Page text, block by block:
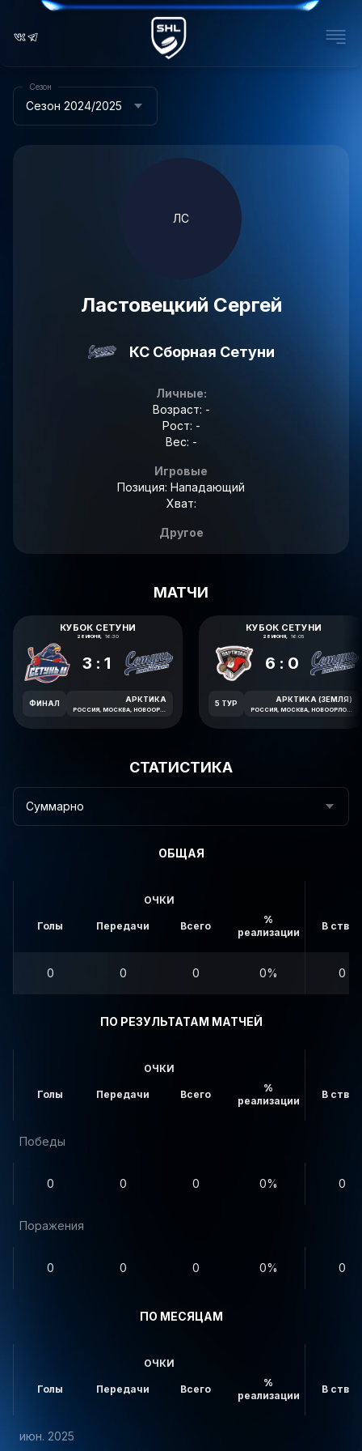
Сезон 2024/2025
Сезон
ЛС
Ластовецкий Сергей
КС Сборная Сетуни
Личные:
Возраст: -
Рост: -
Вес: -
Игровые
Позиция: Нападающий
Хват:
Другое
МАТЧИ
КУБОК СЕТУНИ
28 ИЮНЯ, 16:30
3:1
ФИНАЛ АРКТИКА
КУБОК СЕТУНИ
28 ИЮНЯ, 16:05
6:0
5 ТУР АРКТИКА (ЗЕМЛЯ)
СТАТИСТИКА
Суммарно
ОБЩАЯ
ОЧКИ
Голы Передачи Всего
%
реализации
В створ
0 0 0 0% 0
ПО РЕЗУЛЬТАТАМ МАТЧЕЙ
ОЧКИ
Голы Передачи Всего
%
реализации
В створ
Победы
0 0 0 0% 0
Поражения
0 0 0 0% 0
ПО МЕСЯЦАМ
ОЧКИ
Голы Передачи Всего
%
реализации
В створ
июн. 2025